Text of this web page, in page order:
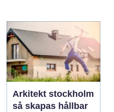
Arkitekt stockholm
så skapas hållbar